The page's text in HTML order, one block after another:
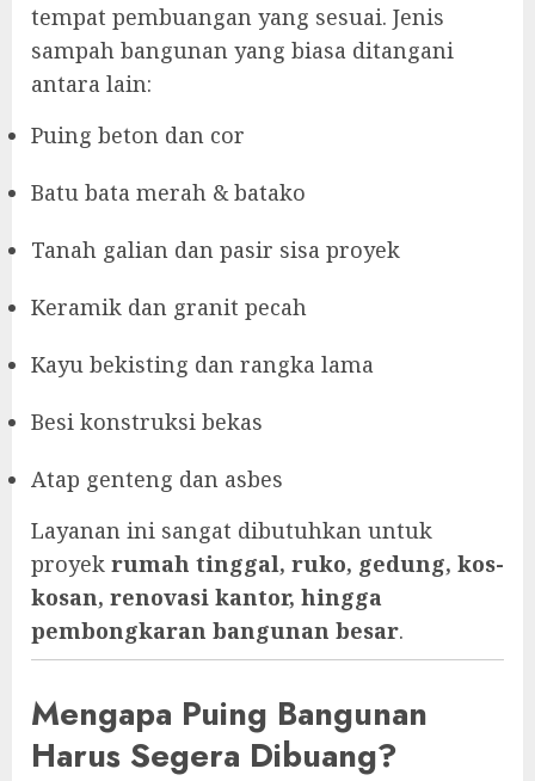
tempat pembuangan yang sesuai. Jenis
sampah bangunan yang biasa ditangani
antara lain:
Puing beton dan cor
Batu bata merah & batako
Tanah galian dan pasir sisa proyek
Keramik dan granit pecah
Kayu bekisting dan rangka lama
Besi konstruksi bekas
Atap genteng dan asbes
Layanan ini sangat dibutuhkan untuk
proyek rumah tinggal, ruko, gedung, kos-
kosan, renovasi kantor, hingga
pembongkaran bangunan besar.
Mengapa Puing Bangunan
Harus Segera Dibuang?